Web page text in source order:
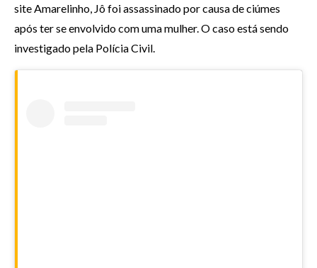
site Amarelinho, Jô foi assassinado por causa de ciúmes
após ter se envolvido com uma mulher. O caso está sendo
investigado pela Polícia Civil.